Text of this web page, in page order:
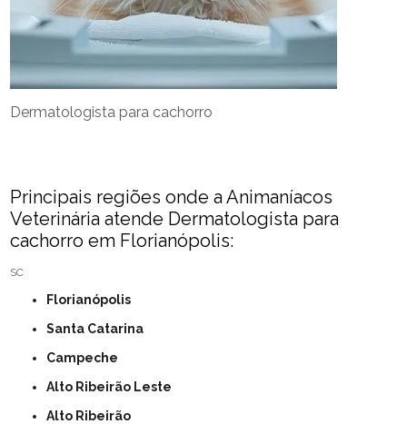
Dermatologista para cachorro
Principais regiões onde a Animaníacos
Veterinária atende Dermatologista para
cachorro em Florianópolis:
SC
Florianópolis
Santa Catarina
Campeche
Alto Ribeirão Leste
Alto Ribeirão